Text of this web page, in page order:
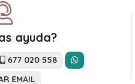
ayuda?
677 020 558
EMAIL